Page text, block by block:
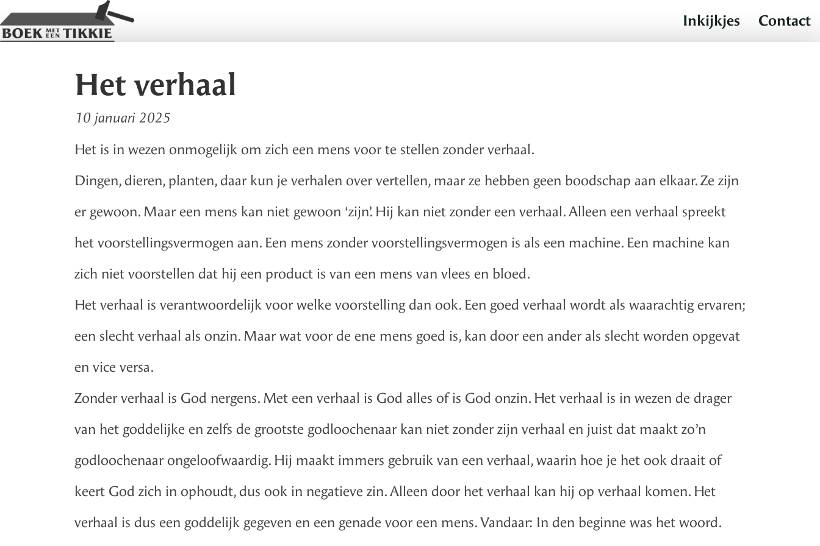
Inkijkjes Contact
Het verhaal
10 januari 2025
Het is in wezen onmogelijk om zich een mens voor te stellen zonder verhaal.
Dingen, dieren, planten, daar kun je verhalen over vertellen, maar ze hebben geen boodschap aan elkaar. Ze zijn
er gewoon. Maar een mens kan niet gewoon ‘zijn’. Hij kan niet zonder een verhaal. Alleen een verhaal spreekt
het voorstellingsvermogen aan. Een mens zonder voorstellingsvermogen is als een machine. Een machine kan
zich niet voorstellen dat hij een product is van een mens van vlees en bloed.
Het verhaal is verantwoordelijk voor welke voorstelling dan ook. Een goed verhaal wordt als waarachtig ervaren;
een slecht verhaal als onzin. Maar wat voor de ene mens goed is, kan door een ander als slecht worden opgevat
en vice versa.
Zonder verhaal is God nergens. Met een verhaal is God alles of is God onzin. Het verhaal is in wezen de drager
van het goddelijke en zelfs de grootste godloochenaar kan niet zonder zijn verhaal en juist dat maakt zo’n
godloochenaar ongeloofwaardig. Hij maakt immers gebruik van een verhaal, waarin hoe je het ook draait of
keert God zich in ophoudt, dus ook in negatieve zin. Alleen door het verhaal kan hij op verhaal komen. Het
verhaal is dus een goddelijk gegeven en een genade voor een mens. Vandaar: In den beginne was het woord.